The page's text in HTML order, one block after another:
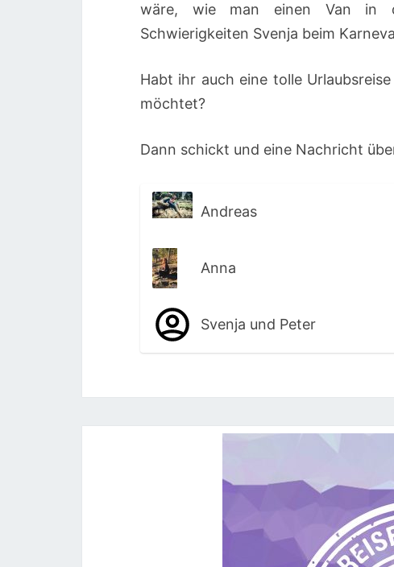
wäre, wie man einen Van in
Schwierigkeiten Svenja beim
Habt ihr auch eine tolle
möchtet?
Dann schickt und eine Nachricht
Andreas
Anna
Svenja und Peter